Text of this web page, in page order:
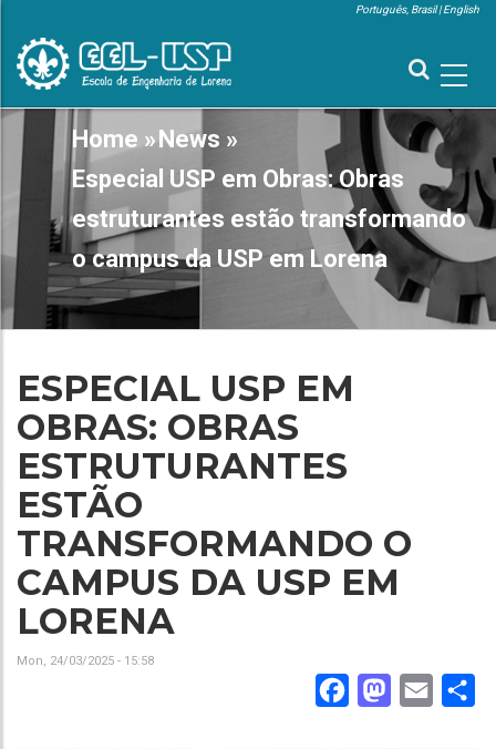
main
Português, Brasil English
BREADCRUMB
Home » News »
Especial USP em Obras: Obras
estruturantes estão transformando
o campus da USP em Lorena
ESPECIAL USP EM
OBRAS: OBRAS
ESTRUTURANTES
ESTÃO
TRANSFORMANDO O
CAMPUS DA USP EM
LORENA
Mon, 24/03/2025 - 15:58
FacebookMastodon
Email